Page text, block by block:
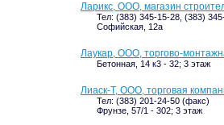
Ларикс, ООО, магазин
Тел: (383) 345-15-28, (383)
Софийская, 12а
Лаукар, ООО, торгово-
Бетонная, 14 к3 - 32; 3 этаж
Лиаск-Т, ООО, торговая
Тел: (383) 201-24-50 (факс)
Фрунзе, 57/1 - 302; 3 этаж